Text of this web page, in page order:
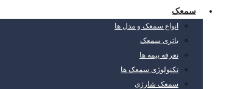
سمعک
انواع سمعک و مدل ها
باتری سمعک
تعرفه بیمه ها
تکنولوژی سمعک ها
سمعک شارژی